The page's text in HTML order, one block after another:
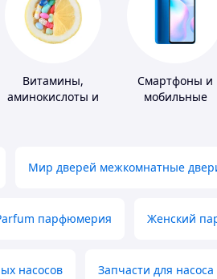
Витамины,
аминокислоты и
Смартфоны и
мобильные
Мир дверей межкомнатные
парфюмерия Женский
насосов Запчасти для